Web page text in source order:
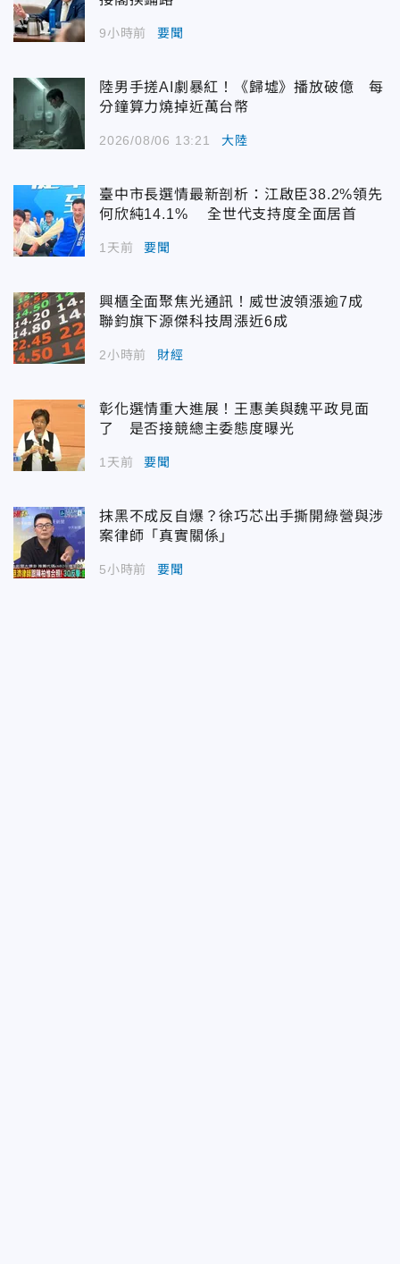
9小時前 要聞
陸男手搓AI劇暴紅！《歸墟》播放破億 每
分鐘算力燒掉近萬台幣
2026/08/06 13:21 大陸
臺中市長選情最新剖析：江啟臣38.2%領先
何欣純14.1% 全世代支持度全面居首
1天前 要聞
興櫃全面聚焦光通訊！威世波領漲逾7成
聯鈞旗下源傑科技周漲近6成
2小時前 財經
彰化選情重大進展！王惠美與魏平政見面
了 是否接競總主委態度曝光
1天前 要聞
抹黑不成反自爆？徐巧芯出手撕開綠營與涉
案律師「真實關係」
5小時前 要聞